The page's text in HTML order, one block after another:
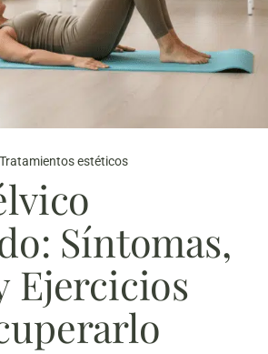
Tratamientos estéticos
Síntomas,
Ejercicios